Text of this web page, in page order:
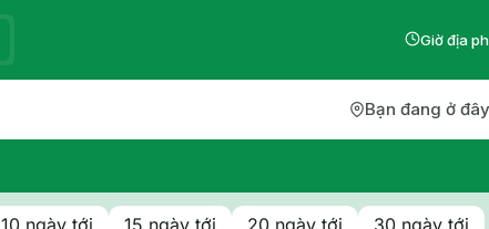
Giờ địa
Bạn đang ở
10 ngày tới 15 ngày tới 20 ngày tới 30 ngày tới